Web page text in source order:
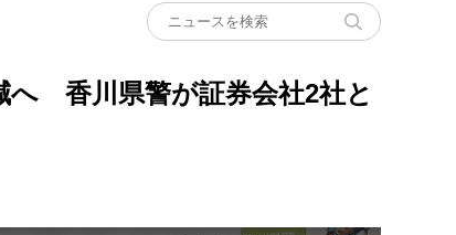
へ 香川県警が証券会社2社と